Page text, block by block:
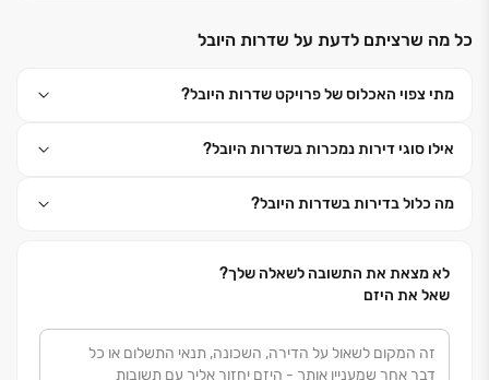
יוצאות דופן, זאת באמצעות מחקר תרבותי מקיף, הכרה
קרסו היא מהחברות המובילות בהתחדשות עירונית (פינוי
ברדסטרייט, CODE BDIומדד ההתחדשות העירונית,
כל מה שרציתם לדעת על שדרות היובל
מתי צפוי האכלוס של פרויקט שדרות היובל?
אילו סוגי דירות נמכרות בשדרות היובל?
מה כלול בדירות בשדרות היובל?
לא מצאת את התשובה לשאלה שלך?
שאל את היזם